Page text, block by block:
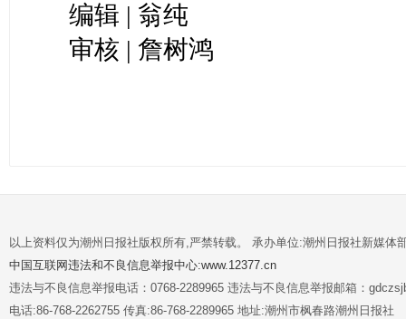
编辑 | 翁纯
审核 | 詹树鸿
以上资料仅为潮州日报社版权所有,严禁转载。 承办单位:潮州日报社新媒体
中国互联网违法和不良信息举报中心:www.12377.cn
违法与不良信息举报电话：0768-2289965 违法与不良信息举报邮箱：
电话:86-768-2262755 传真:86-768-2289965 地址:潮州市枫春路潮州日报社